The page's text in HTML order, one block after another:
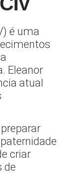
é uma
Eleanor
atual
criar
de